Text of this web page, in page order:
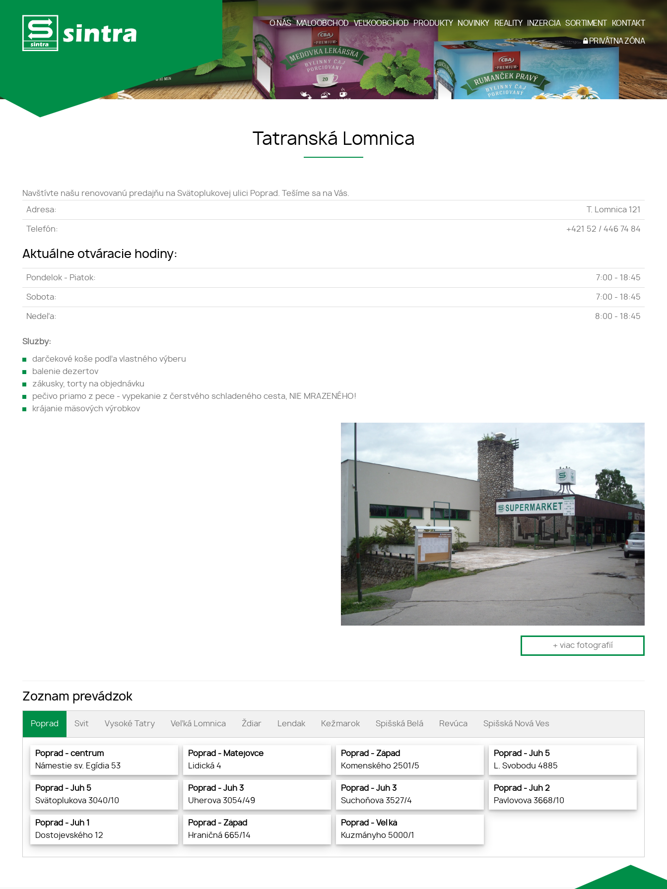
O NÁS MALOOBCHOD VEĽKOOBCHOD PRODUKTY NOVINKY REALITY INZERCIA SORTIMENT KONTAKT
PRIVÁTNA ZÓNA
Tatranská Lomnica
Navštívte našu renovovanú predajňu na Svätoplukovej ulici Poprad. Tešíme sa na Vás.
Adresa: T. Lomnica 121
Telefón: +421 52 / 446 74 84
Aktuálne otváracie hodiny:
Pondelok - Piatok: 7:00 - 18:45
Sobota: 7:00 - 18:45
Nedeľa: 8:00 - 18:45
Služby:
darčekové koše podľa vlastného výberu
balenie dezertov
zákusky, torty na objednávku
pečivo priamo z pece - vypekanie z čerstvého schladeného cesta, NIE MRAZENÉHO!
krájanie mäsových výrobkov
+ viac fotografií
Zoznam prevádzok
Poprad Svit Vysoké Tatry Veľká Lomnica Ždiar Lendak Kežmarok Spišská Belá Revúca Spišská Nová Ves
Poprad - centrum
Námestie sv. Egídia 53
Poprad - Matejovce
Lidická 4
Poprad - Západ
Komenského 2501/5
Poprad - Juh 5
L. Svobodu 4885
Poprad - Juh 5
Svätoplukova 3040/10
Poprad - Juh 3
Uherova 3054/49
Poprad - Juh 3
Suchoňova 3527/4
Poprad - Juh 2
Pavlovova 3668/10
Poprad - Juh 1
Dostojevského 12
Poprad - Západ
Hraničná 665/14
Poprad - Veľká
Kuzmányho 5000/1